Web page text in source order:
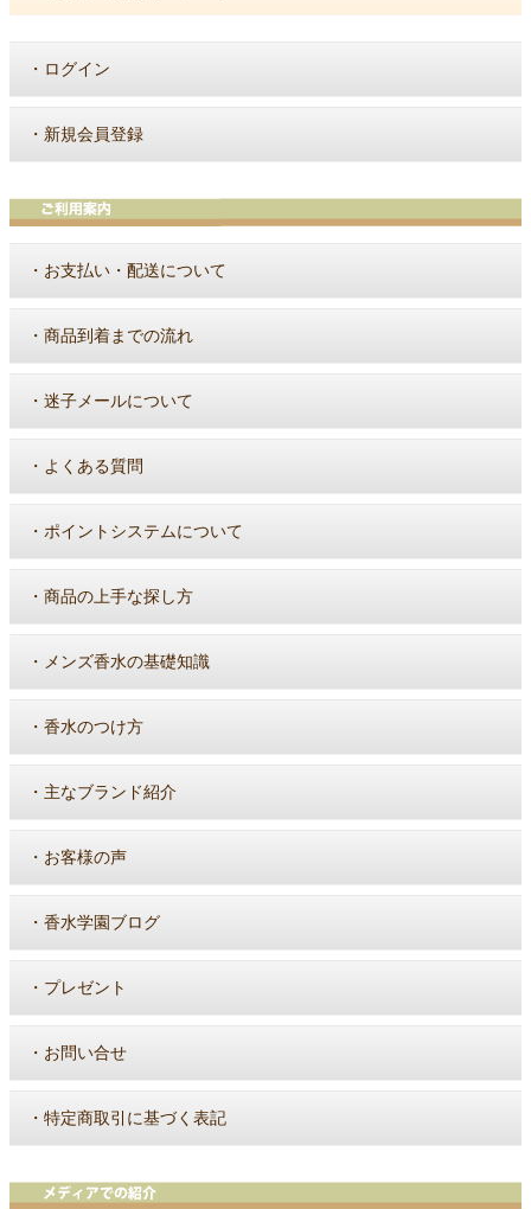
・ ログイン
・ 新規会員登録
・ お支払い・配送について
・ 商品到着までの流れ
・ 迷子メールについて
・ よくある質問
・ ポイントシステムについて
・ 商品の上手な探し方
・ メンズ香水の基礎知識
・ 香水のつけ方
・ 主なブランド紹介
・ お客様の声
・ 香水学園ブログ
・ プレゼント
・ お問い合せ
・ 特定商取引に基づく表記